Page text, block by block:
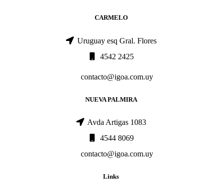
CARMELO
Uruguay esq Gral. Flores
4542 2425
contacto@igoa.com.uy
NUEVA PALMIRA
Avda Artigas 1083
4544 8069
contacto@igoa.com.uy
Links